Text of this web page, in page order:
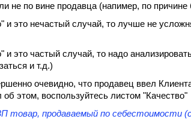
не по вине продавца (напимер, по причине
и это нечастый случай, то лучше не
это частый случай, то надо
и т.д.)
очевидно, что продавец ввел
этом, воспользуйтесь листом "Качество"
товар, продаваемый по себестоимости